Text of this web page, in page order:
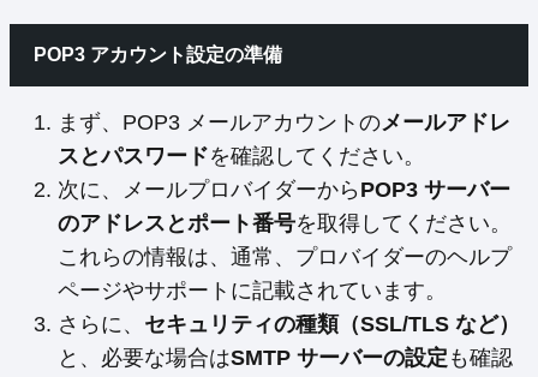
POP3 アカウント設定の準備
まず、POP3 メールアカウントのメールアドレ
スとパスワードを確認してください。
次に、メールプロバイダーから POP3 サーバー
のアドレスとポート番号を取得してください。
これらの情報は、通常、プロバイダーのヘルプ
ページやサポートに記載されています。
さらに、 セキュリティの種類（SSL/TLS など）
と、必要な場合はSMTP サーバーの設定 も確認